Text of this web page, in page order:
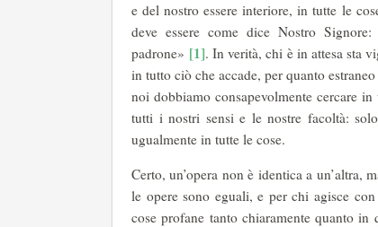
e del nostro essere interiore, in tutte le
deve essere come dice Nostro
padrone» [1]. In verità, chi è in attesa sta
in tutto ciò che accade, per quanto
noi dobbiamo consapevolmente cercare
tutti i nostri sensi e le nostre facoltà:
ugualmente in tutte le cose.
Certo, un’opera non è identica a
le opere sono eguali, e per chi agisce
cose profane tanto chiaramente quanto